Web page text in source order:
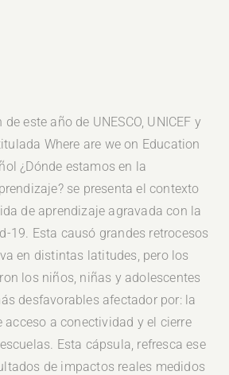
este año de UNESCO, UNICEF y
Where are we on Education
¿Dónde estamos en la
se presenta el contexto
de aprendizaje agravada con la
19. Esta causó grandes retrocesos
en distintas latitudes, pero los
los niños, niñas y adolescentes
desfavorables afectador por: la
acceso a conectividad y el cierre
Esta cápsula, refresca ese
de impactos reales medidos